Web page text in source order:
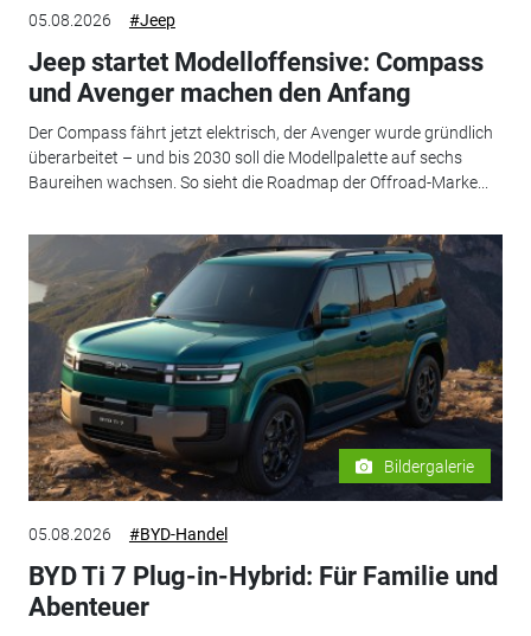
05.08.2026 #Jeep
Jeep startet Modelloffensive: Compass
und Avenger machen den Anfang
Der Compass fährt jetzt elektrisch, der Avenger wurde gründlich
überarbeitet – und bis 2030 soll die Modellpalette auf sechs
Baureihen wachsen. So sieht die Roadmap der Offroad-Marke...
Bildergalerie
05.08.2026 #BYD-Handel
BYD Ti 7 Plug-in-Hybrid: Für Familie und
Abenteuer